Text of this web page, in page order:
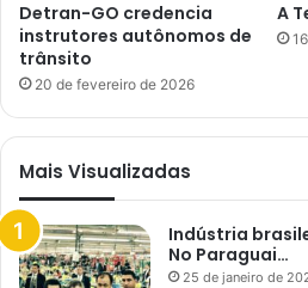
Detran-GO credencia
instrutores autônomos de
trânsito
20 de fevereiro de 2026
A
Mais Visualizadas
Indústria
No Paraguai…
25 de janeiro de